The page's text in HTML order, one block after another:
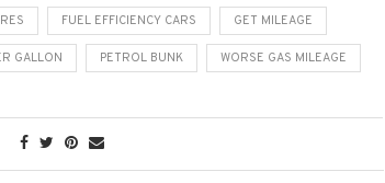
FUEL EFFICIENCY CARS GET MILEAGE
GALLON PETROL BUNK WORSE GAS MILEAGE